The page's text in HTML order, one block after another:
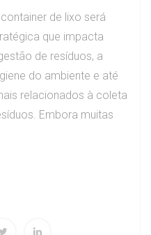
de lixo será
que impacta
de resíduos, a
do ambiente e até
relacionados à coleta
Embora muitas